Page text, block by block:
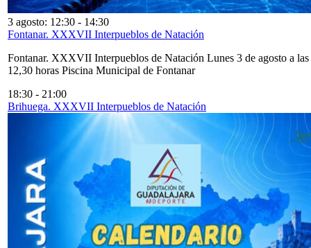
3 agosto: 12:30 - 14:30
Fontanar. XXXVII Interpueblos de Natación
Fontanar. XXXVII Interpueblos de Natación Lunes 3 de agosto a las
12,30 horas Piscina Municipal de Fontanar
18:30 - 21:00
Brihuega. XXXVII Interpueblos de Natación